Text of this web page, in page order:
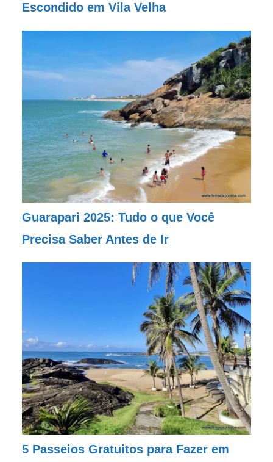
Escondido em Vila Velha
Guarapari 2025: Tudo o que Você
Precisa Saber Antes de Ir
5 Passeios Gratuitos para Fazer em